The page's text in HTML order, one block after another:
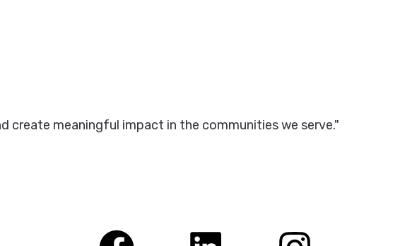
create meaningful impact in the communities we serve."